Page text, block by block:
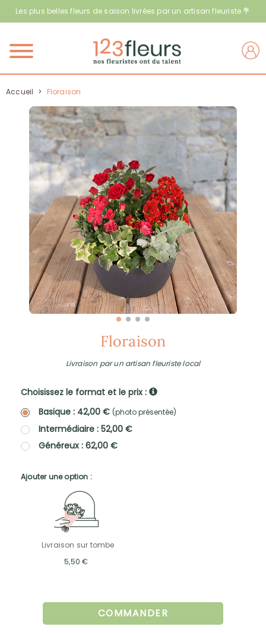
Les plus belles fleurs de saison livrées par un artisan fleuriste 💐
Menu
Accueil > Floraison
Floraison
Livraison par un artisan fleuriste local
Choisissez le format et le prix :
Basique : 42,00 € (photo présentée)
Intermédiaire : 52,00 €
Généreux : 62,00 €
Ajouter une option :
Livraison sur tombe
5,50 €
COMMANDER